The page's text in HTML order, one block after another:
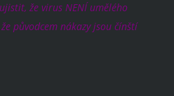
že virus NENÍ umělého
původcem nákazy jsou čínští